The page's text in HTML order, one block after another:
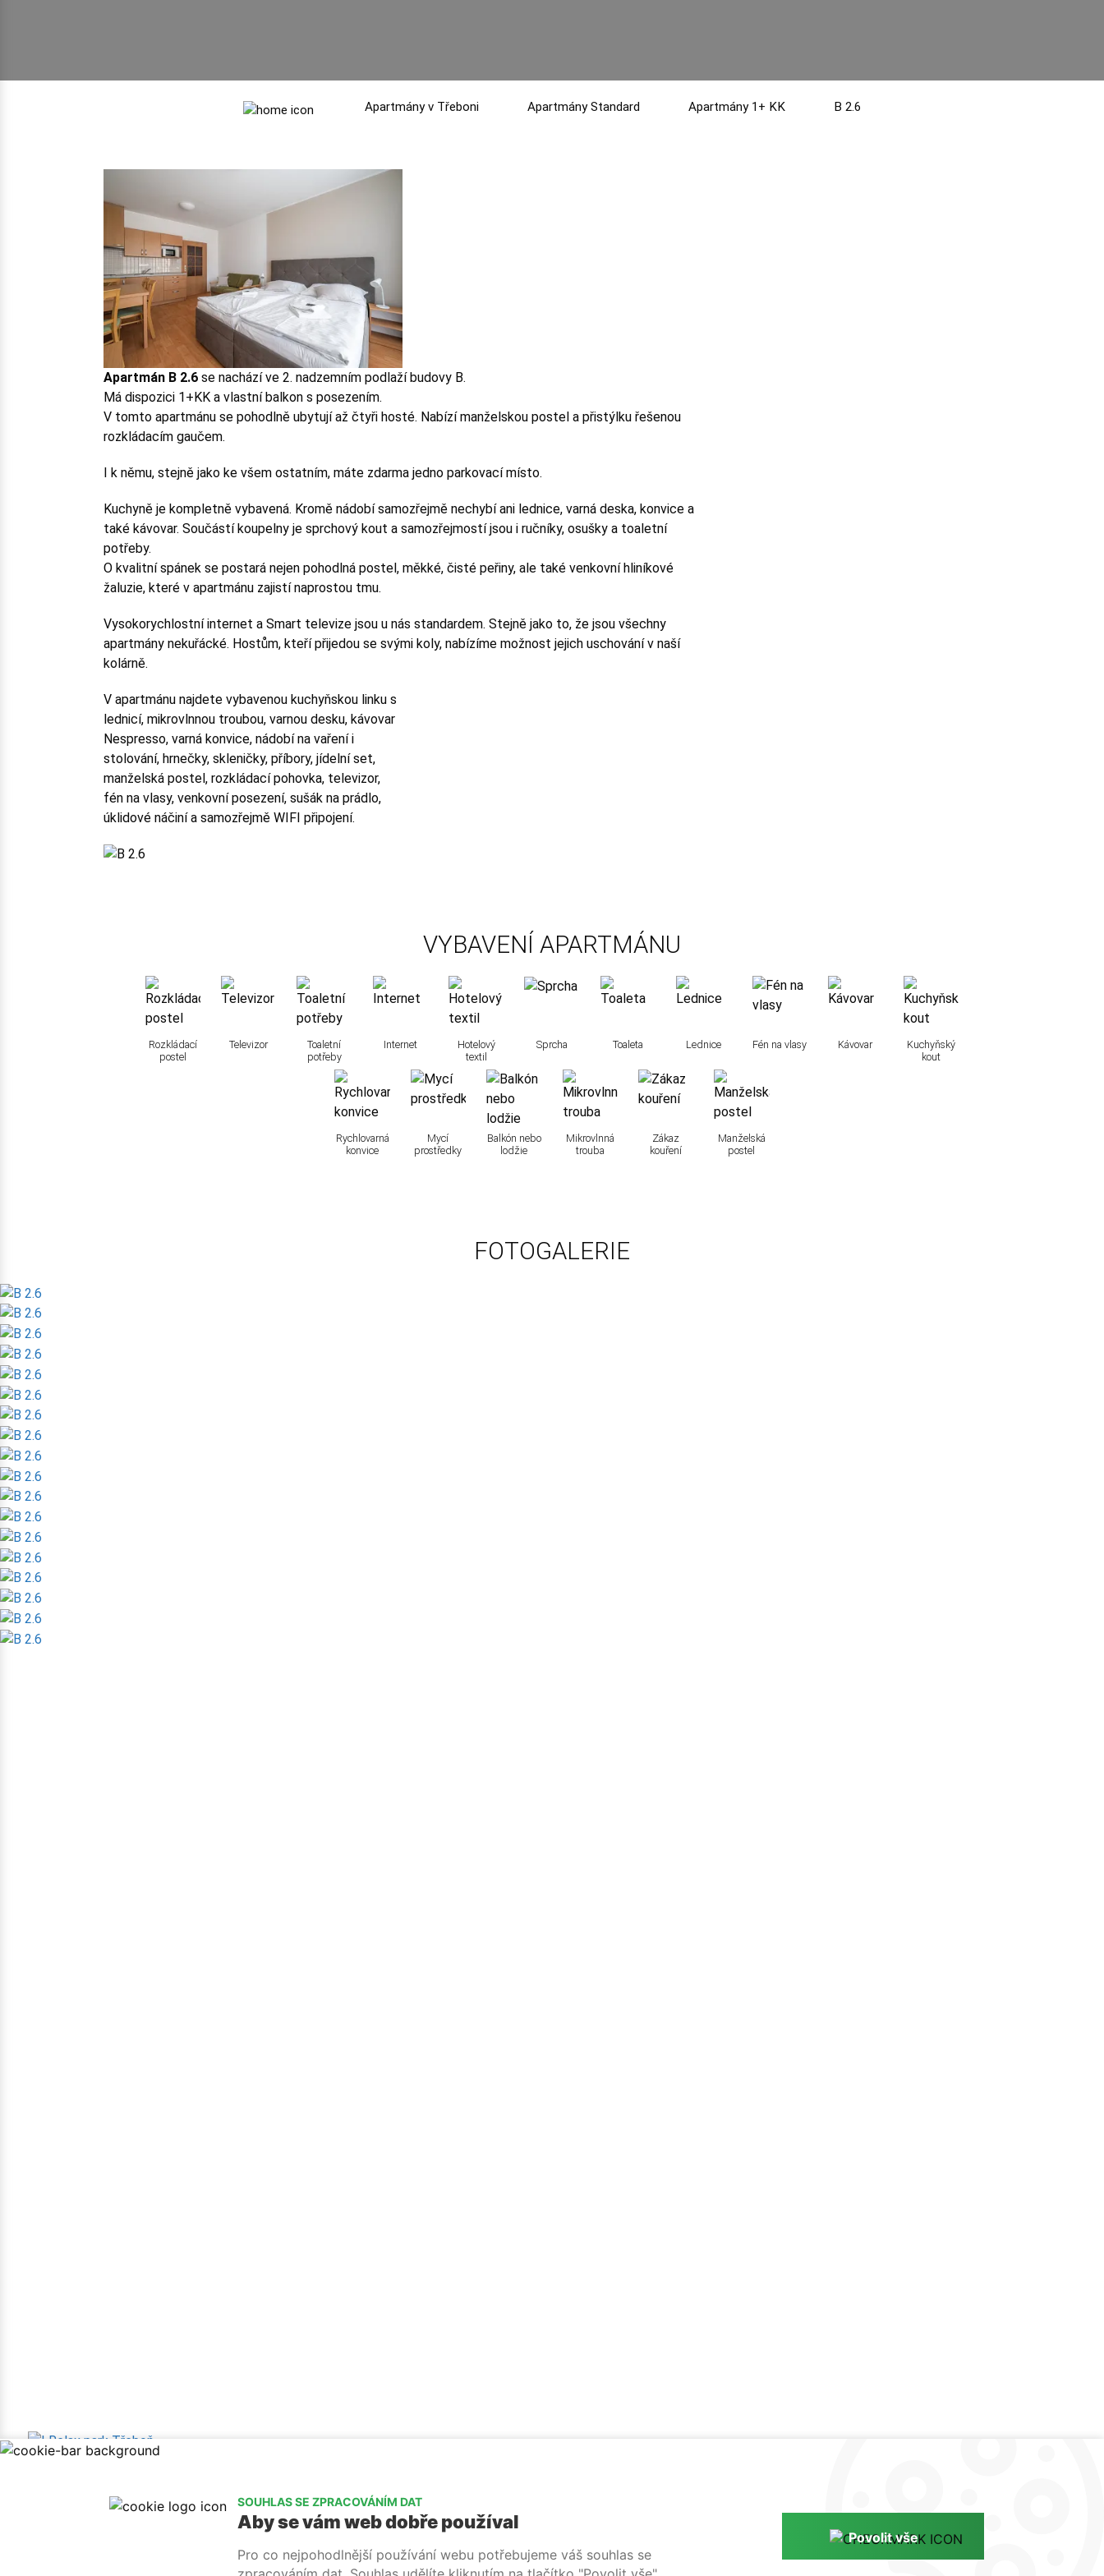
Apartmány v Třeboni Apartmány Standard Apartmány 1+ KK B 2.6
Apartmán B 2.6 se nachází ve 2. nadzemním podlaží budovy B.
Má dispozici 1+KK a vlastní balkon s posezením.
V tomto apartmánu se pohodlně ubytují až čtyři hosté. Nabízí manželskou postel a přistýlku řešenou
rozkládacím gaučem.
I k němu, stejně jako ke všem ostatním, máte zdarma jedno parkovací místo.
Kuchyně je kompletně vybavená. Kromě nádobí samozřejmě nechybí ani lednice, varná deska, konvice a
také kávovar. Součástí koupelny je sprchový kout a samozřejmostí jsou i ručníky, osušky a toaletní
potřeby.
O kvalitní spánek se postará nejen pohodlná postel, měkké, čisté peřiny, ale také venkovní hliníkové
žaluzie, které v apartmánu zajistí naprostou tmu.
Vysokorychlostní internet a Smart televize jsou u nás standardem. Stejně jako to, že jsou všechny
apartmány nekuřácké. Hostům, kteří přijedou se svými koly, nabízíme možnost jejich uschování v naší
kolárně.
V apartmánu najdete vybavenou kuchyňskou linku s
lednicí, mikrovlnnou troubou, varnou desku, kávovar
Nespresso, varná konvice, nádobí na vaření i
stolování, hrnečky, skleničky, příbory, jídelní set,
manželská postel, rozkládací pohovka, televizor,
fén na vlasy, venkovní posezení, sušák na prádlo,
úklidové náčiní a samozřejmě WIFI připojení.
VYBAVENÍ APARTMÁNU
Rozkládací
postel
Televizor
Toaletní
potřeby
Internet
Hotelový
textil
Sprcha Toaleta Lednice Fén na vlasy Kávovar
Kuchyňský
kout
Rychlovarná
konvice
Mycí
prostředky
Balkón nebo
lodžie
Mikrovlnná
trouba
Zákaz
kouření
Manželská
postel
FOTOGALERIE
info@relaxtrebon.eu (+420) 732 114 005
Jiřího Havlise 1267, 379 01 Třeboň SOUHLAS SE ZPRACOVÁNÍM DAT
Aby se vám web dobře používal
Pro co nejpohodlnější používání webu potřebujeme váš souhlas se